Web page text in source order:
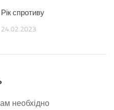
Рік спротиву
24.02.2023
необхідно